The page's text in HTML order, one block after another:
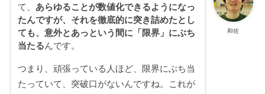
和佐
て、 あらゆることが数値化できるようになっ
たんですが、それを徹底的に突き詰めたとし
ても、意外とあっという間に「限界」にぶち
当たるんです。
つまり、頑張っている人ほど、限界にぶち当
たっていて、突破口がないんですね。これが